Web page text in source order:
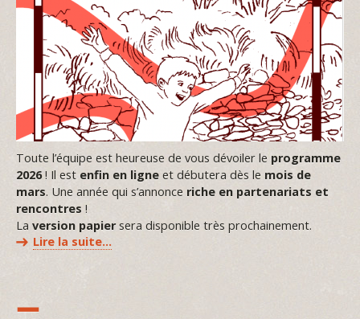
Toute l’équipe est heureuse de vous dévoiler le programme
2026! Il est enfin en ligne et débutera dès le mois de
mars. Une année qui s’annonce riche en partenariats et
rencontres !
La version papiersera disponible très prochainement.
Lire la suite…